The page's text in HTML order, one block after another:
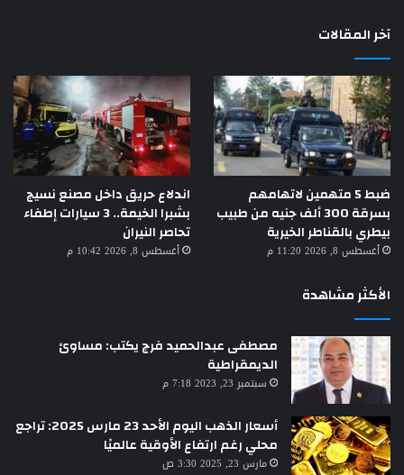
آخر المقالات
ضبط 5 متهمين لاتهامهم
بسرقة 300 ألف جنيه من طبيب
بيطري بالقناطر الخيرية
أغسطس 8, 2026 11:20 م
اندلاع حريق داخل مصنع نسيج
بشبرا الخيمة.. 3 سيارات إطفاء
تحاصر النيران
أغسطس 8, 2026 10:42 م
الأكثر مشاهدة
مصطفى عبدالحميد فرج يكتب: مساوئ
الديمقراطية
سبتمبر 23, 2023 7:18 م
أسعار الذهب اليوم الأحد 23 مارس 2025: تراجع
محلي رغم ارتفاع الأوقية عالميًا
مارس 23, 2025 3:30 ص